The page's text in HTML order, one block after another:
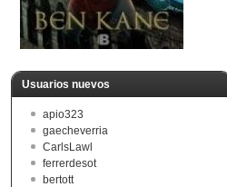
Usuarios nuevos
apio323
gaecheverria
CarlsLawl
ferrerdesot
bertott